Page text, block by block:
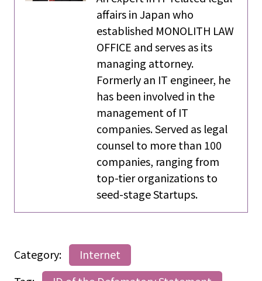
affairs in Japan who
established MONOLITH LAW
OFFICE and serves as its
managing attorney.
Formerly an IT engineer, he
has been involved in the
management of IT
companies. Served as legal
counsel to more than 100
companies, ranging from
top-tier organizations to
seed-stage Startups.
Category:
Internet